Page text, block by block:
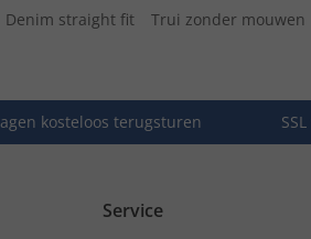
Denim straight fit Trui zonder mouwen
kosteloos terugsturen
Service